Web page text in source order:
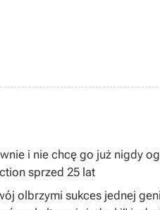
i nie chcę go już nigdy
sprzed 25 lat
olbrzymi sukces jednej